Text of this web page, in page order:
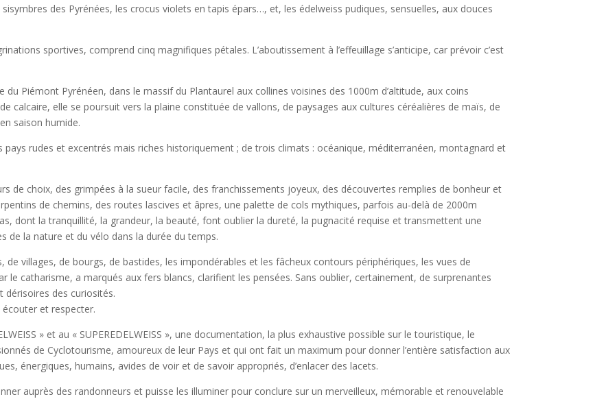
des Pyrénées, les crocus violets en tapis épars…, et, les édelweiss pudiques, sensuelles, aux douces
sportives, comprend cinq magnifiques pétales. L’aboutissement à l’effeuillage s’anticipe, car prévoir c’est
du Piémont Pyrénéen, dans le massif du Plantaurel aux collines voisines des 1000m d’altitude, aux coins
calcaire, elle se poursuit vers la plaine constituée de vallons, de paysages aux cultures céréalières de maïs, de
saison humide.
rudes et excentrés mais riches historiquement ; de trois climats : océanique, méditerranéen, montagnard et
de choix, des grimpées à la sueur facile, des franchissements joyeux, des découvertes remplies de bonheur et
de chemins, des routes lascives et âpres, une palette de cols mythiques, parfois au-delà de 2000m
dont la tranquillité, la grandeur, la beauté, font oublier la dureté, la pugnacité requise et transmettent une
de la nature et du vélo dans la durée du temps.
de villages, de bourgs, de bastides, les impondérables et les fâcheux contours périphériques, les vues de
le catharisme, a marqués aux fers blancs, clarifient les pensées. Sans oublier, certainement, de surprenantes
dérisoires des curiosités.
écouter et respecter.
» et au « SUPEREDELWEISS », une documentation, la plus exhaustive possible sur le touristique, le
de Cyclotourisme, amoureux de leur Pays et qui ont fait un maximum pour donner l’entière satisfaction aux
énergiques, humains, avides de voir et de savoir appropriés, d’enlacer des lacets.
auprès des randonneurs et puisse les illuminer pour conclure sur un merveilleux, mémorable et renouvelable